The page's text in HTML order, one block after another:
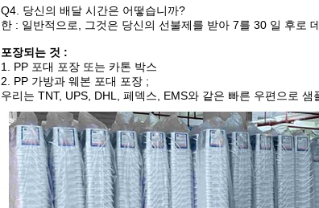
Q4. 당신의 배달 시간은 어떻습니까?
한 : 일반적으로, 그것은 당신의 선불제를 받아 7를 30 일 후로
포장되는 것 :
1. PP 포대 포장 또는 카톤 박스
2. PP 가방과 웨본 포대 포장 ;
우리는 TNT, UPS, DHL, 페덱스, EMS와 같은 빠른 우편으로 샘